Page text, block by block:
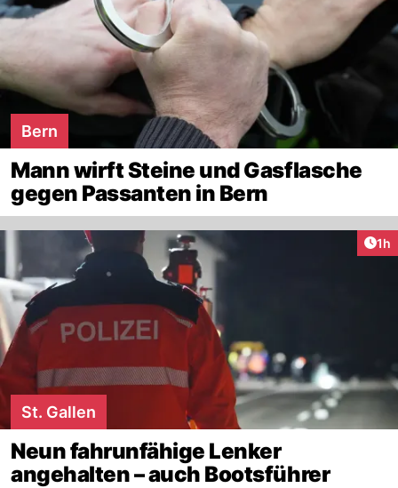
Bern
Mann wirft Steine und Gasflasche
gegen Passanten in Bern
1h
St. Gallen
Neun fahrunfähige Lenker
angehalten – auch Bootsführer